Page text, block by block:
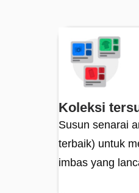
Koleksi
Susun senarai
terbaik) untuk
imbas yang